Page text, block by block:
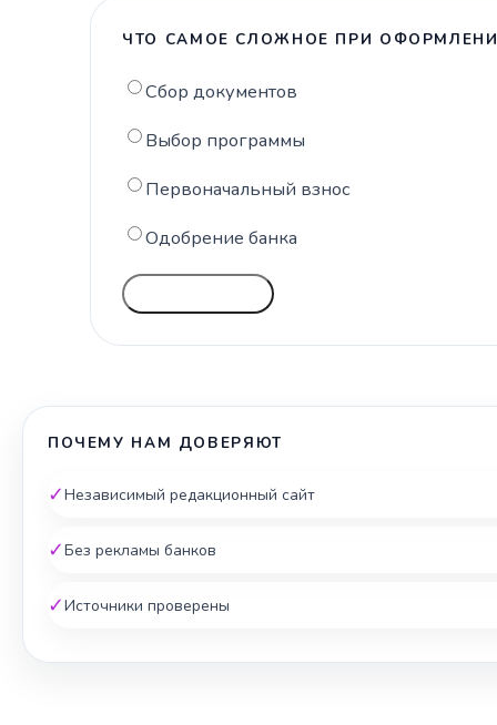
ЧТО САМОЕ СЛОЖНОЕ ПРИ
Сбор документов
Выбор программы
Первоначальный взнос
Одобрение банка
ПОЧЕМУ НАМ ДОВЕРЯЮТ
✓Независимый редакционный сайт
✓Без рекламы банков
✓Источники проверены